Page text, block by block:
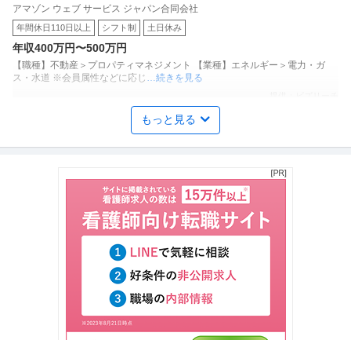
ンター設備運用テクニシャン
アマゾン ウェブ サービス ジャパン合同会社
年間休日110日以上 シフト制 土日休み
年収400万円〜500万円
【職種】不動産＞プロパティマネジメント 【業種】エネルギー＞電力・ガ
ス・水道 ※会員属性などに応じ …続きを見る
採用 ／ 「人事部」障がい者雇用管理／新卒・中途採用
株式会社新開トランスポートシステムズ
年収400万円〜600万円
【職種】人事＞採用 【業種】物流・倉庫＞物流 ※会員属性などに応じ、当該
求人をビズリーチ上で閲覧さ…続きを見る
介護福祉士 ／ 「障がい者雇用×現場支援」顧客企業の障がい者雇
用をサポートする現場支援スタッフ／一般就労支援
年収300万円〜400万円
もっと見る